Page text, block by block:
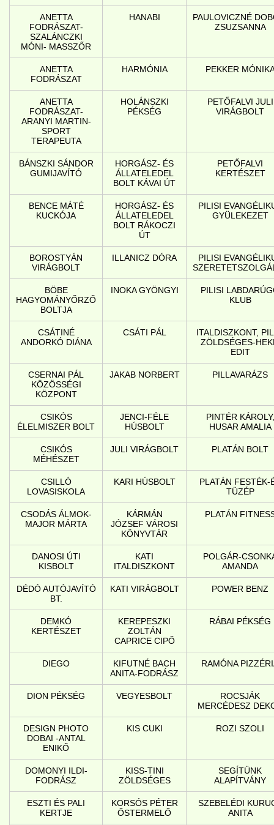
ANETTA
FODRÁSZAT-
SZALÁNCZKI
MÓNI- MASSZŐR
HANABI
PAULOVICZNÉ
ZSUZSANNA
ANETTA
FODRÁSZAT
HARMÓNIA PEKKER
ANETTA
FODRÁSZAT-
ARANYI MARTIN-
SPORT
TERAPEUTA
HOLÁNSZKI
PÉKSÉG
PETŐFALVI JULI
VIRÁGBOLT
BÁNSZKI SÁNDOR
GUMIJAVÍTÓ
HORGÁSZ- ÉS
ÁLLATELEDEL
BOLT KÁVAI ÚT
PETŐFALVI
KERTÉSZET
BENCE MÁTÉ
KUCKÓJA
HORGÁSZ- ÉS
ÁLLATELEDEL
BOLT RÁKOCZI
ÚT
PILISI
GYÜLEKEZET
BOROSTYÁN
VIRÁGBOLT
ILLANICZ DÓRA
PILISI
BÖBE
HAGYOMÁNYŐRZŐ
BOLTJA
INOKA GYÖNGYI
PILISI
KLUB
CSÁTINÉ
ANDORKÓ DIÁNA
CSÁTI PÁL
ITALDISZKONT,
ZÖLDSÉGES-
EDIT
CSERNAI PÁL
KÖZÖSSÉGI
KÖZPONT
JAKAB NORBERT PILLAVARÁZS
CSIKÓS
ÉLELMISZER BOLT
JENCI-FÉLE
HÚSBOLT
PINTÉR KÁROLY,
HUSAR AMALIA
CSIKÓS
MÉHÉSZET
JULI VIRÁGBOLT PLATÁN BOLT
CSILLÓ
LOVASISKOLA
KARI HÚSBOLT
PLATÁN FESTÉK-
TÜZÉP
CSODÁS ÁLMOK-
MAJOR MÁRTA
KÁRMÁN
JÓZSEF VÁROSI
KÖNYVTÁR
PLATÁN
DANOSI ÚTI
KISBOLT
KATI
ITALDISZKONT
POLGÁR-
AMANDA
DÉDÓ AUTÓJAVÍTÓ
BT.
KATI VIRÁGBOLT POWER BENZ
DEMKÓ
KERTÉSZET
KEREPESZKI
ZOLTÁN
CAPRICE CIPŐ
RÁBAI PÉKSÉG
DIEGO
KIFUTNÉ BACH
ANITA-FODRÁSZ
RAMÓNA
DION PÉKSÉG VEGYESBOLT
ROCSJÁK
MERCÉDESZ
DESIGN PHOTO
DOBAI -ANTAL
ENIKŐ
KIS CUKI ROZI SZOLI
DOMONYI ILDI-
FODRÁSZ
KISS-TINI
ZÖLDSÉGES
SEGÍTÜNK
ALAPÍTVÁNY
ESZTI ÉS PALI
KERTJE
KORSÓS PÉTER
ŐSTERMELŐ
SZEBELÉDI
ANITA